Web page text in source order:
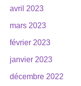
avril 2023
mars 2023
février 2023
janvier 2023
décembre 2022